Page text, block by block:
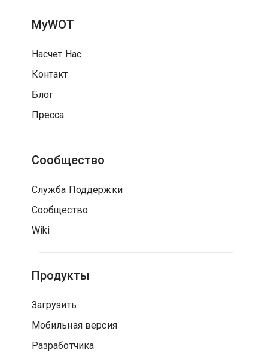
MyWOT
Насчет Нас
Контакт
Блог
Пресса
Сообщество
Служба Поддержки
Сообщество
Wiki
Продукты
Загрузить
Мобильная версия
Разработчика